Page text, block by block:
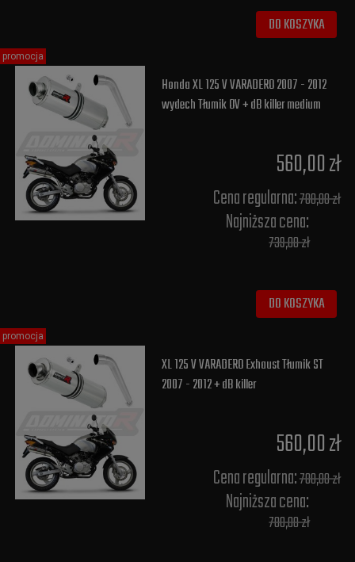
DO KOSZYKA
Honda XL 125 V VARADERO 2007 - 2012
wydech Tłumik OV + dB killer medium
560,00 zł
Cena regularna:700,00 zł
Najniższa cena:
739,00 zł
DO KOSZYKA
promocja
XL 125 V VARADERO Exhaust Tłumik ST
2007 - 2012 + dB killer
560,00 zł
Cena regularna:700,00 zł
Najniższa cena:
700,00 zł
promocja